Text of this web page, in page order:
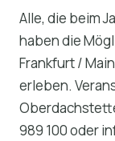
Alle, die beim
haben die
Frankfurt /
erleben.
989 100 oder